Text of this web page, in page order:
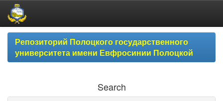
Skip
navigationРепозиторий Полоцкого государственного
университета имени Евфросинии Полоцкой
Search